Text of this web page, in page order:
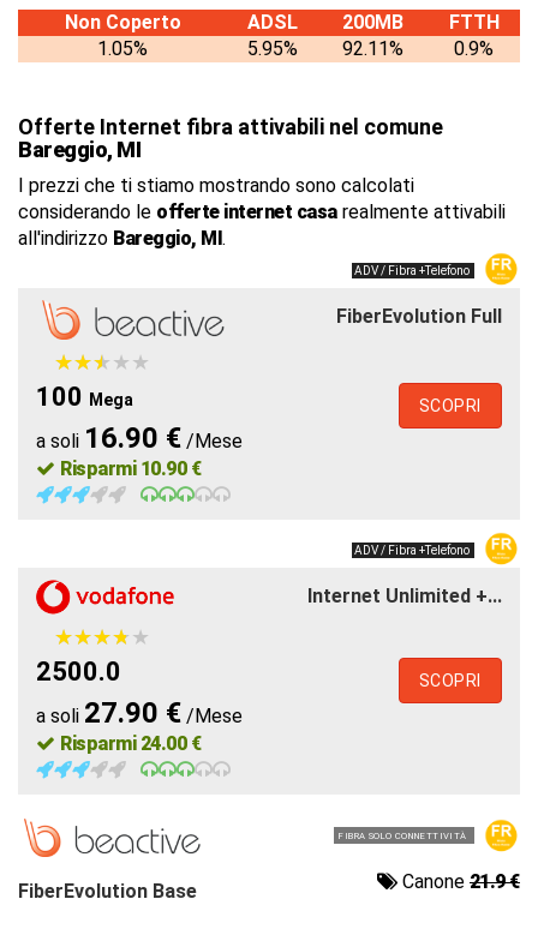
Non Coperto ADSL 200MB
FTTH
1.05%
5.95% 92.11% 0.9%
Offerte Internet fibra attivabili nel comune
Bareggio, MI
I prezzi che ti stiamo mostrando sono calcolati
considerando le offerte internet casarealmente attivabili
all'indirizzo Bareggio, MI.
ADV / Fibra +Telefono
FiberEvolution Full
★★★★★
★★★★★
100 Mega
a soli 16.90 € /Mese
Risparmi 10.90 €
SCOPRI
ADV / Fibra +Telefono
Internet Unlimited +...
★★★★★
★★★★★
2500.0
a soli 27.90 € /Mese
Risparmi 24.00 €
SCOPRI
FIBRA SOLO CONNETTIVITÀ
FiberEvolution Base Canone 21.9 €